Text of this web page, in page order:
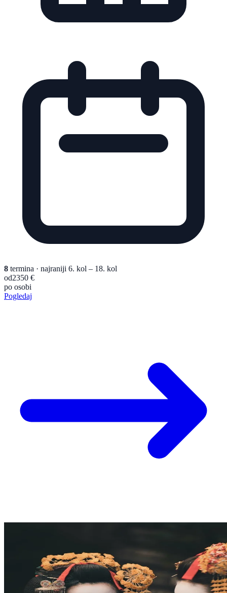
8 termina · najraniji 6. kol – 18. kol
od2350 €
po osobi
Pogledaj